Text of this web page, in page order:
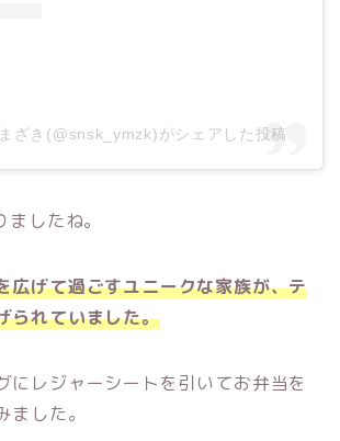
ざき(@snsk_ymzk)がシェアした投稿
したね。
広げて過ごすユニークな家族が、テ
られていました。
にレジャーシートを引いてお弁当を
した。